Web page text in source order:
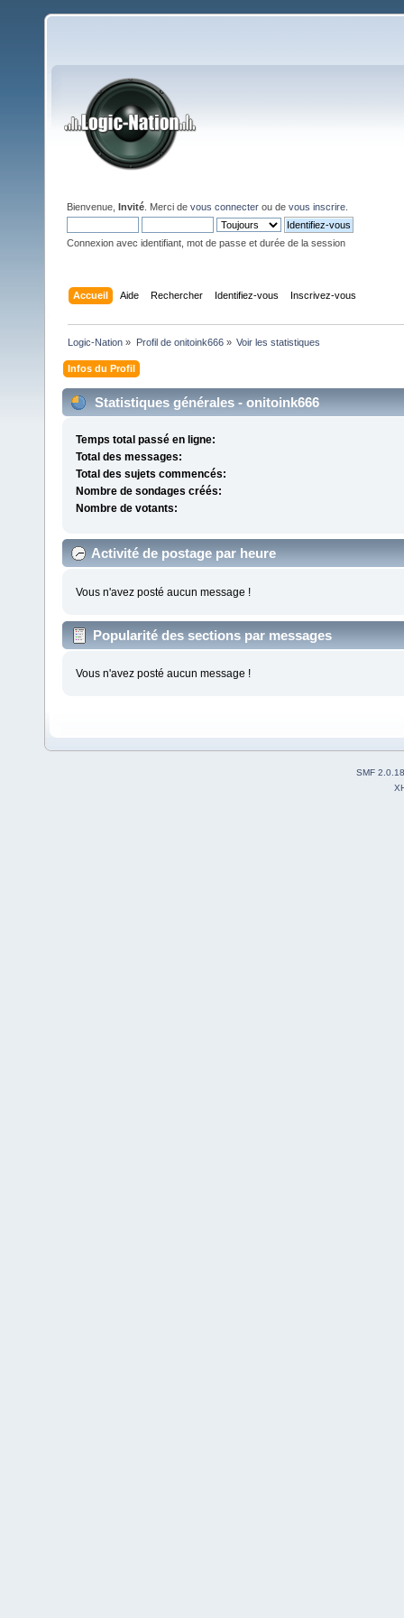
Bienvenue, Invité . Merci de vous connecter ou de vous inscrire
Connexion avec identifiant, mot de passe et durée de la session
Accueil Aide Rechercher Identifiez-vous Inscrivez-vous
Logic-Nation » Profil de onitoink666» Voir les statistiques
Infos du Profil
Statistiques générales - onitoink666
Temps total passé en ligne:
Total des messages:
Total des sujets commencés:
Nombre de sondages créés:
Nombre de votants:
Activité de postage par heure
Vous n'avez posté aucun message !
Popularité des sections par messages
Vous n'avez posté aucun message !
SMF 2.0.18